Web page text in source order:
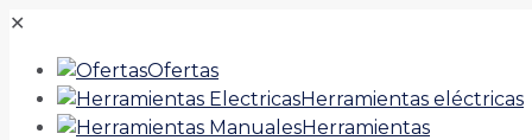
✕
Ofertas
Herramientas eléctricas
Herramientas